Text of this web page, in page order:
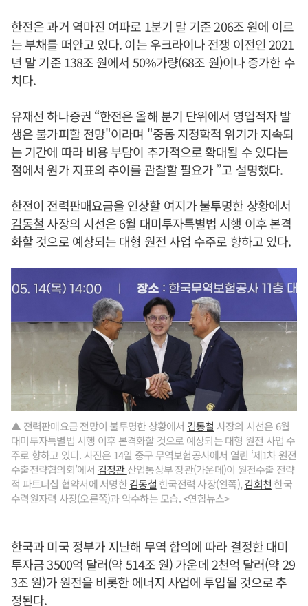
한전은 과거 역마진 여파로 1분기 말 기준 206조 원에 이르
는 부채를 떠안고 있다. 이는 우크라이나 전쟁 이전인 2021
년 말 기준 138조 원에서 50%가량(68조 원)이나 증가한 수
치다.
유재선 하나증권 “한전은 올해 분기 단위에서 영업적자 발
생은 불가피할 전망"이라며 "중동 지정학적 위기가 지속되
는 기간에 따라 비용 부담이 추가적으로 확대될 수 있다는
점에서 원가 지표의 추이를 관찰할 필요가 ”고 설명했다.
한전이 전력판매요금을 인상할 여지가 불투명한 상황에서
김동철 사장의 시선은 6월 대미투자특별법 시행 이후 본격
화할 것으로 예상되는 대형 원전 사업 수주로 향하고 있다.
▲ 전력판매요금 전망이 불투명한 상황에서 김동철 사장의 시선은 6월
대미투자특별법 시행 이후 본격화할 것으로 예상되는 대형 원전 사업 수
주로 향하고 있다. 사진은 14일 중구 무역보험공사에서 열린 ‘제1차 원전
수출전략협의회’에서 김정관산업통상부 장관(가운데)이 원전수출 전략
적 파트너십 협약서에 서명한김동철 한국전력 사장(왼쪽),김회천 한국
수력원자력 사장(오른쪽)과 악수하는 모습. <연합뉴스>
한국과 미국 정부가 지난해 무역 합의에 따라 결정한 대미
투자금 3500억 달러(약 514조 원) 가운데 2천억 달러(약 29
3조 원)가 원전을 비롯한 에너지 사업에 투입될 것으로 추
정된다.